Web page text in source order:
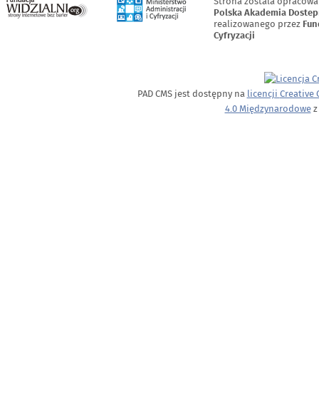
Polska Akademia
realizowanego przez
Cyfryzacji
PAD CMS jest dostępny na licencji Creative
4.0 Międzynarodowez